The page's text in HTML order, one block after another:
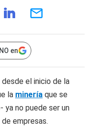
en
el inicio de la
la minería que se
ya no puede ser un
empresas.